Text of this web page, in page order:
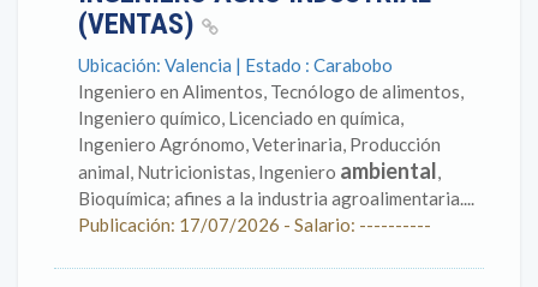
(VENTAS)
Ubicación: Valencia | Estado : Carabobo
Ingeniero en Alimentos, Tecnólogo de alimentos,
Ingeniero químico, Licenciado en química,
Ingeniero Agrónomo, Veterinaria, Producción
animal, Nutricionistas, Ingeniero ambiental,
Bioquímica; afines a la industria agroalimentaria....
Publicación: 17/07/2026 - Salario: ----------